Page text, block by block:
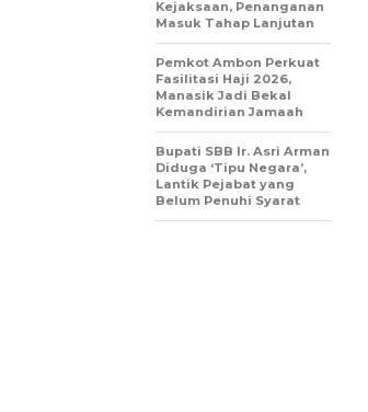
Kejaksaan, Penanganan
Masuk Tahap Lanjutan
Pemkot Ambon Perkuat
Fasilitasi Haji 2026,
Manasik Jadi Bekal
Kemandirian Jamaah
Bupati SBB Ir. Asri Arman
Diduga ‘Tipu Negara’,
Lantik Pejabat yang
Belum Penuhi Syarat